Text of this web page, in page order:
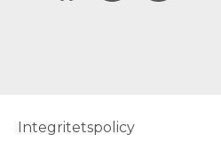
Integritetspolicy